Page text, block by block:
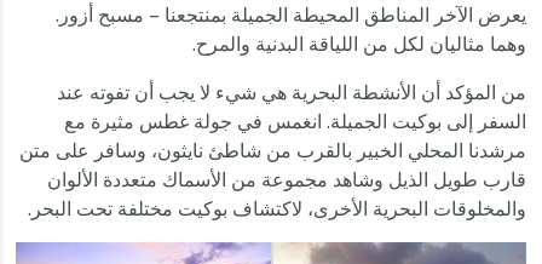
يعرض الآخر المناطق المحيطة الجميلة بمنتجعنا – مسبح أزور.
وهما مثاليان لكل من اللياقة البدنية والمرح.
من المؤكد أن الأنشطة البحرية هي شيء لا يجب أن تفوته عند
السفر إلى بوكيت الجميلة. انغمس في جولة غطس مثيرة مع
مرشدنا المحلي الخبير بالقرب من شاطئ نايثون، وسافر على متن
قارب طويل الذيل وشاهد مجموعة من الأسماك متعددة الألوان
والمخلوقات البحرية الأخرى، لاكتشاف بوكيت مختلفة تحت البحر.